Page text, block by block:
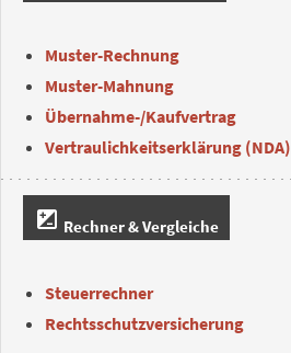
Muster-Rechnung
Muster-Mahnung
Übernahme-/Kaufvertrag
Vertraulichkeitserklärung (NDA)
iso Rechner & Vergleiche
Steuerrechner
Rechtsschutzversicherung